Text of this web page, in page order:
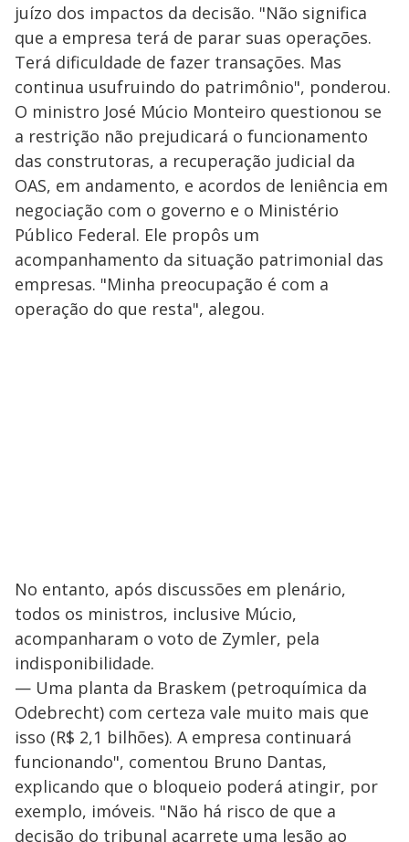
juízo dos impactos da decisão. "Não significa
que a empresa terá de parar suas operações.
Terá dificuldade de fazer transações. Mas
continua usufruindo do patrimônio", ponderou.
O ministro José Múcio Monteiro questionou se
a restrição não prejudicará o funcionamento
das construtoras, a recuperação judicial da
OAS, em andamento, e acordos de leniência em
negociação com o governo e o Ministério
Público Federal. Ele propôs um
acompanhamento da situação patrimonial das
empresas. "Minha preocupação é com a
operação do que resta", alegou.
No entanto, após discussões em plenário,
todos os ministros, inclusive Múcio,
acompanharam o voto de Zymler, pela
indisponibilidade.
— Uma planta da Braskem (petroquímica da
Odebrecht) com certeza vale muito mais que
isso (R$ 2,1 bilhões). A empresa continuará
funcionando", comentou Bruno Dantas,
explicando que o bloqueio poderá atingir, por
exemplo, imóveis. "Não há risco de que a
decisão do tribunal acarrete uma lesão ao